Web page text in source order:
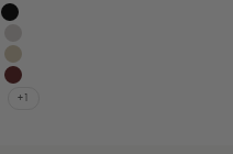
Colore
Nero
Grigio chiaro
Beige
Burgundy
+1